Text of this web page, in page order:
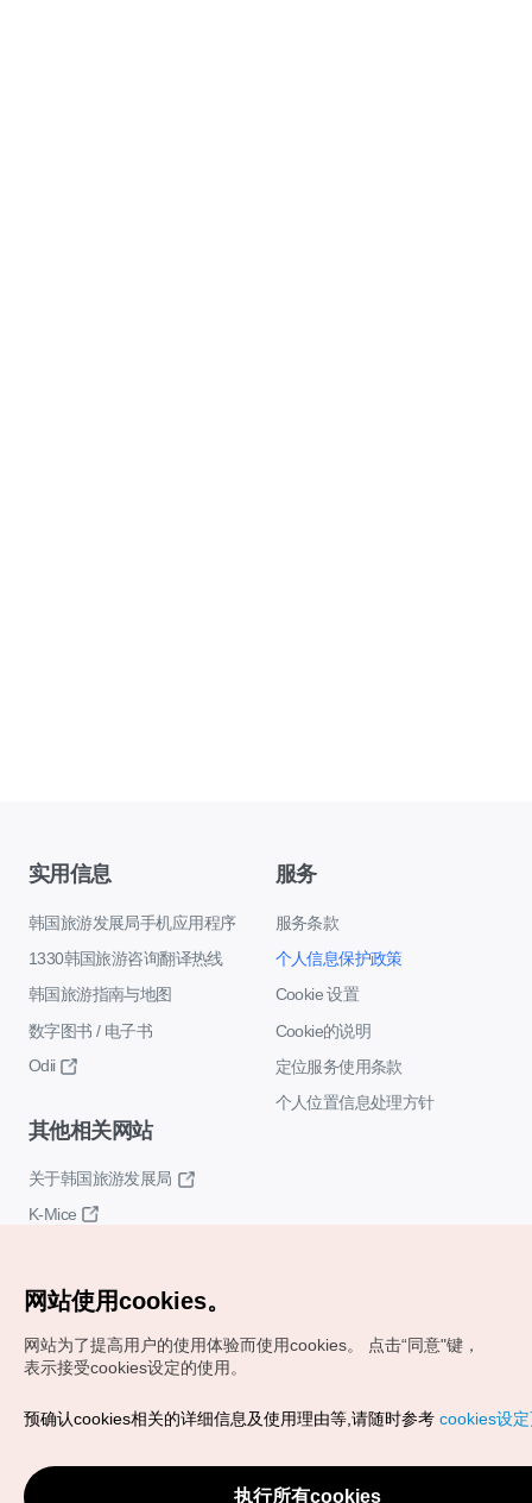
实用信息
韩国旅游发展局手机应用程序
1330韩国旅游咨询翻译热线
韩国旅游指南与地图
数字图书 / 电子书
Odii
服务
服务条款
个人信息保护政策
Cookie 设置
Cookie的说明
定位服务使用条款
个人位置信息处理方针
其他相关网站
关于韩国旅游发展局
K-Mice
Copyrights (c) 韩国旅游发展局版权所有
VISITKOREA官方邮箱
chnsim@knto.or.kr
网站使用cookies。
网站为了提高用户的使用体验而使用cookies。
点击“同意"键，
表示接受cookies设定的使用。
预确认cookies相关的详细信息及使用理由等,请随时参考 cookies设
执行所有cookies